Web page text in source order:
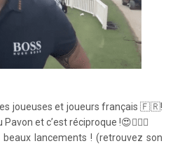
joueuses et joueurs français 🇫🇷!
et c’est réciproque !😍🏌️‍♂️⛳️
lancements ! (retrouvez son